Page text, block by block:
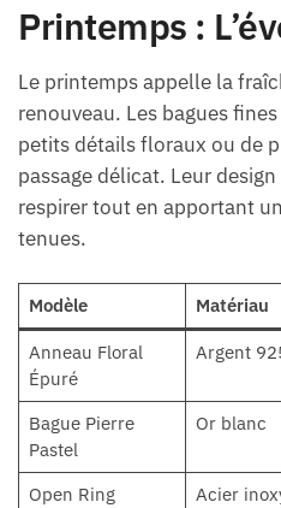
Printemps :
Le printemps appelle la
renouveau. Les bagues
petits détails floraux ou de
passage délicat. Leur
respirer tout en apportant
tenues.
Modèle Matériau
Anneau Floral
Épuré
Argent
Bague Pierre
Pastel
Or blanc
Open Ring
Acier